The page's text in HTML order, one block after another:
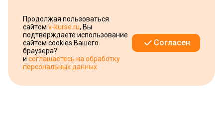
Продолжая пользоваться
сайтом v-kurse.ru, Вы
подтверждаете использование
сайтом cookies Вашего
браузера?
и соглашаетесь на обработку
персональных данных
Согласен